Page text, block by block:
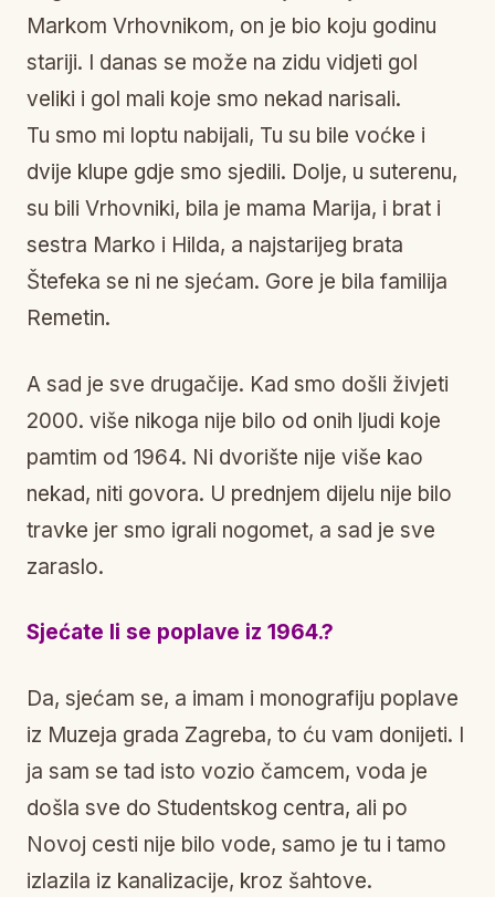
Markom Vrhovnikom, on je bio koju godinu
stariji. I danas se može na zidu vidjeti gol
veliki i gol mali koje smo nekad narisali.
Tu smo mi loptu nabijali, Tu su bile voćke i
dvije klupe gdje smo sjedili. Dolje, u suterenu,
su bili Vrhovniki, bila je mama Marija, i brat i
sestra Marko i Hilda, a najstarijeg brata
Štefeka se ni ne sjećam. Gore je bila familija
Remetin.
A sad je sve drugačije. Kad smo došli živjeti
2000. više nikoga nije bilo od onih ljudi koje
pamtim od 1964. Ni dvorište nije više kao
nekad, niti govora. U prednjem dijelu nije bilo
travke jer smo igrali nogomet, a sad je sve
zaraslo.
Sjećate li se poplave iz 1964.?
Da, sjećam se, a imam i monografiju poplave
iz Muzeja grada Zagreba, to ću vam donijeti. I
ja sam se tad isto vozio čamcem, voda je
došla sve do Studentskog centra, ali po
Novoj cesti nije bilo vode, samo je tu i tamo
izlazila iz kanalizacije, kroz šahtove.